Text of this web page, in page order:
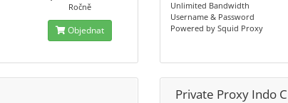
Ročně
Objednat
Unlimited Bandwidth
Username & Password
Powered by Squid Proxy
Private Proxy Indo C